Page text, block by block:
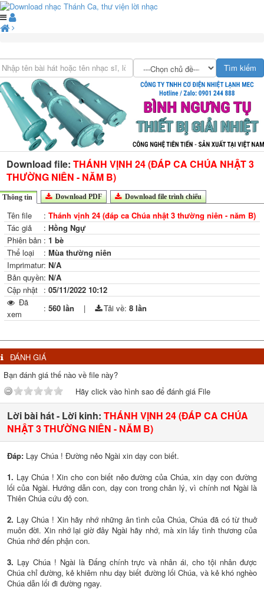
Download file: THÁNH VỊNH 24 (ĐÁP CA CHÚA NHẬT 3
THƯỜNG NIÊN - NĂM B)
Thông tin Download PDF Download file trình chiếu
Tên file : Thánh vịnh 24 (đáp ca Chúa nhật 3 thường niên - năm B)
Tác giả
: Hồng Ngự
Phiên bản : 1 bè
Thể loại
: Mùa thường niên
Imprimatur: N/A
Bản quyền: N/A
Cập nhật : 05/11/2022 10:12
Đã
xem
: 560 lần | Tải về: 8 lần
ĐÁNH GIÁ
Bạn đánh giá thế nào về file này?
Hãy click vào hình sao để đánh giá File
Lời bài hát - Lời kinh: THÁNH VỊNH 24 (ĐÁP CA CHÚA
NHẬT 3 THƯỜNG NIÊN - NĂM B)
Đáp: Lạy Chúa ! Đường nẻo Ngài xin dạy con biết.
1. Lạy Chúa ! Xin cho con biết nẻo đường của Chúa, xin dạy con đường
lối của Ngài. Hướng dẫn con, dạy con trong chân lý, vì chính nơi Ngài là
Thiên Chúa cứu độ con.
2. Lạy Chúa ! Xin hãy nhớ những ân tình của Chúa, Chúa đã có từ thuở
muôn đời. Xin nhớ lại giờ đây Ngài hãy nhớ, mà xin lấy tình thương của
Chúa nhớ đến phận con.
3. Lạy Chúa ! Ngài là Đấng chính trực và nhân ái, cho tội nhân được
Chúa chỉ đường, kẻ khiêm nhu dạy biết đường lối Chúa, và kẻ khó nghèo
Chúa dẫn lối đi đường ngay.